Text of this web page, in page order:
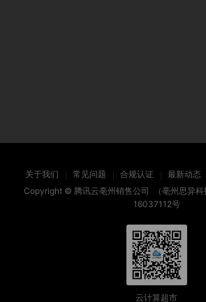
关于我们 常见问题 合规认证 最新动态
Copyright © 腾讯云亳州销售公司 （亳州思异
16037112号
云计算超市